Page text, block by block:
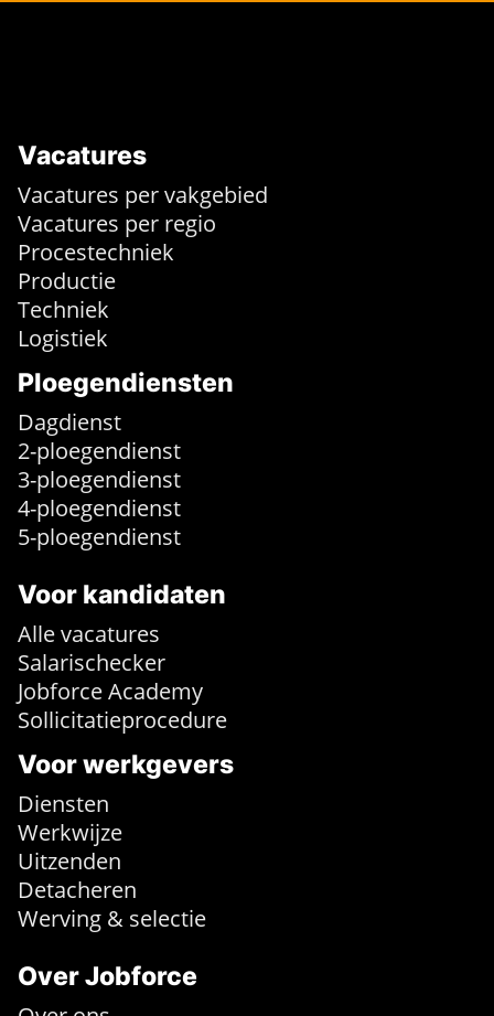
Vacatures
Vacatures per vakgebied
Vacatures per regio
Procestechniek
Productie
Techniek
Logistiek
Ploegendiensten
Dagdienst
2-ploegendienst
3-ploegendienst
4-ploegendienst
5-ploegendienst
Voor kandidaten
Alle vacatures
Salarischecker
Jobforce Academy
Sollicitatieprocedure
Voor werkgevers
Diensten
Werkwijze
Uitzenden
Detacheren
Werving & selectie
Over Jobforce